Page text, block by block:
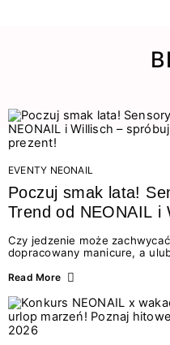
EVENTY NEONAIL
Poczuj smak lata!
Trend od NEONAIL i
nowych lodów i
Czy jedzenie może
dopracowany manicure, a
świata beauty i
zmysłami: przez soczysty
orzeźwiający zapach i słodki
NEONAIL łączy siły z marką
na styku jedzenia i piękna....
Read More